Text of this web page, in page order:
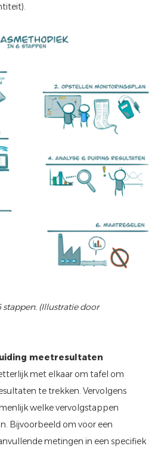
(Illustratie door
meetresultaten
met elkaar om tafel om
te trekken. Vervolgens
welke vervolgstappen
Bijvoorbeeld om voor een
metingen in een specifiek